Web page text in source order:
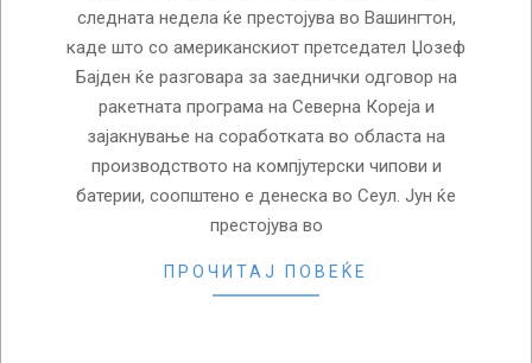
следната недела ќе престојува во Вашингтон,
каде што со американскиот претседател Џозеф
Бајден ќе разговара за заеднички одговор на
ракетната програма на Северна Кореја и
зајакнување на соработката во областа на
производството на компјутерски чипови и
батерии, соопштено е денеска во Сеул. Јун ќе
престојува во
ПРОЧИТАЈ ПОВЕЌЕ